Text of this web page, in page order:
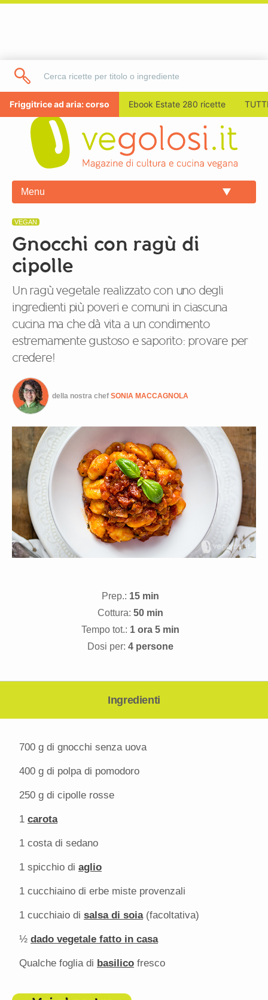
Friggitrice ad aria: corso Ebook Estate 280 ricette
Menu
VEGAN
Gnocchi con ragù di
cipolle
Un ragù vegetale realizzato con uno degli
ingredienti più poveri e comuni in ciascuna
cucina ma che dà vita a un condimento
estremamente gustoso e saporito: provare per
credere!
della nostra chef SONIA MACCAGNOLA
Prep.: 15 min
Cottura: 50 min
Tempo tot.: 1 ora 5 min
Dosi per: 4 persone
Ingredienti
700 g di gnocchi senza uova
400 g di polpa di pomodoro
250 g di cipolle rosse
1 carota
1 costa di sedano
1 spicchio di aglio
1 cucchiaino di erbe miste provenzali
1 cucchiaio di salsa di soia(facoltativa)
½ dado vegetale fatto in casa
Qualche foglia di basilico fresco